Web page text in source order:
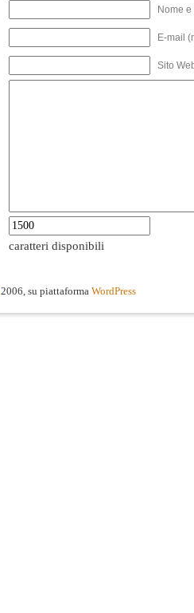
Nome
E-mail
Sito
caratteri disponibili
2006, su piattaforma WordPress